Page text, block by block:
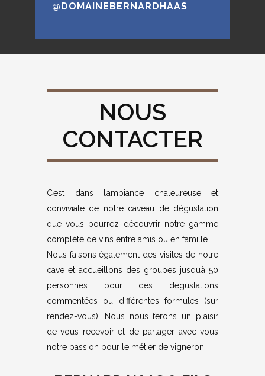
@DOMAINEBERNARDHAAS
NOUS
CONTACTER
C’est dans l’ambiance chaleureuse et
conviviale de notre caveau de dégustation
que vous pourrez découvrir notre gamme
complète de vins entre amis ou en famille.
Nous faisons également des visites de notre
cave et accueillons des groupes jusqu’à 50
personnes pour des dégustations
commentées ou différentes formules (sur
rendez-vous). Nous nous ferons un plaisir
de vous recevoir et de partager avec vous
notre passion pour le métier de vigneron.